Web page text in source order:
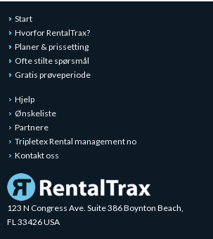
Start
Hvorfor RentalTrax?
Planer & prissetting
Ofte stilte spørsmål
Gratis prøveperiode
Hjelp
Ønskeliste
Partnere
Tripletex Rental management no
Kontakt oss
123 N Congress Ave. Suite 386 Boynton Beach,
FL 33426 USA